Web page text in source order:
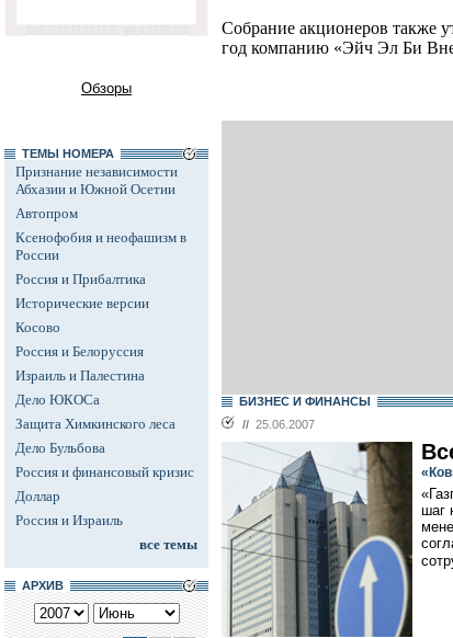
Обзоры
ТЕМЫ НОМЕРА
Признание независимости
Абхазии и Южной Осетии
Автопром
Ксенофобия и неофашизм в
России
Россия и Прибалтика
Исторические версии
Косово
Россия и Белоруссия
Израиль и Палестина
Дело ЮКОСа
Защита Химкинского леса
Дело Бульбова
Россия и финансовый кризис
Доллар
Россия и Израиль
все темы
АРХИВ
Собрание акционеров также
год компанию «Эйч Эл Би
БИЗНЕС И ФИНАНСЫ
// 25.06.2007
шаг